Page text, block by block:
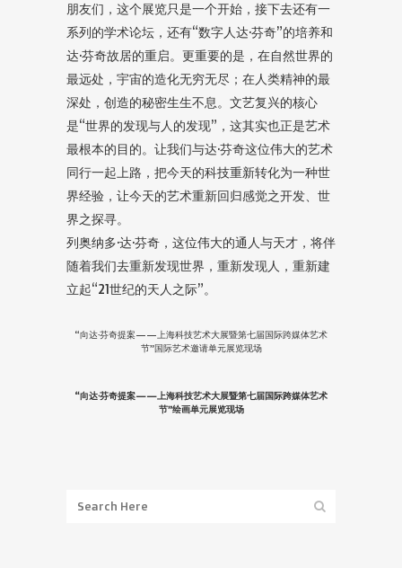
朋友们，这个展览只是一个开始，接下去还有一
系列的学术论坛，还有“数字人达·芬奇”的培养和
达·芬奇故居的重启。更重要的是，在自然世界的
最远处，宇宙的造化无穷无尽；在人类精神的最
深处，创造的秘密生生不息。文艺复兴的核心
是“世界的发现与人的发现”，这其实也正是艺术
最根本的目的。让我们与达·芬奇这位伟大的艺术
同行一起上路，把今天的科技重新转化为一种世
界经验，让今天的艺术重新回归感觉之开发、世
界之探寻。
列奥纳多·达·芬奇，这位伟大的通人与天才，将伴
随着我们去重新发现世界，重新发现人，重新建
立起“21世纪的天人之际”。
“向达·芬奇提案——上海科技艺术大展暨第七届国际跨媒体艺术
节”国际艺术邀请单元展览现场
“向达·芬奇提案——上海科技艺术大展暨第七届国际跨媒体艺术
节”绘画单元展览现场